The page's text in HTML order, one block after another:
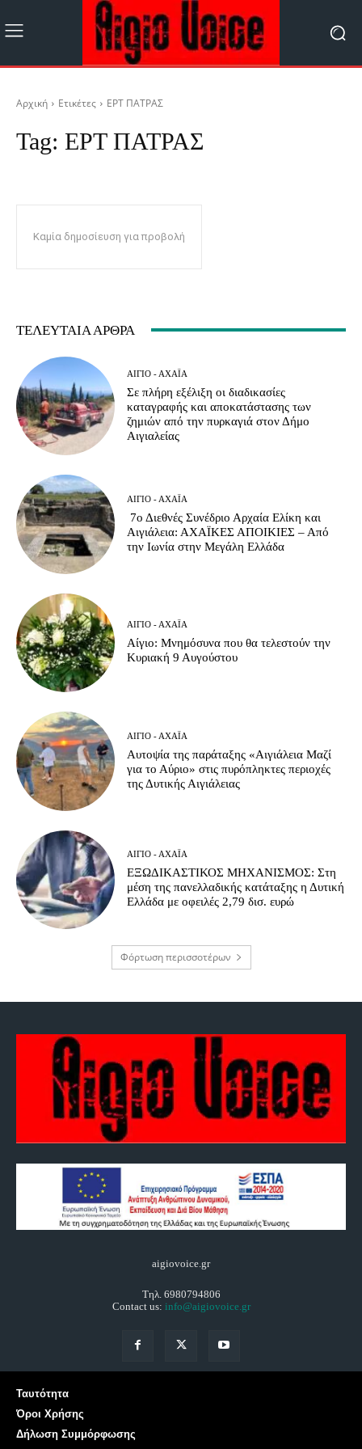
Αρχική Ετικέτες ΕΡΤ ΠΑΤΡΑΣ
Tag: ΕΡΤ ΠΑΤΡΑΣ
Καμία δημοσίευση για προβολή
ΤΕΛΕΥΤΑΊΑ ΆΡΘΡΑ
ΑΊΓΙΟ - ΑΧΑΪ́Α
Σε πλήρη εξέλιξη οι διαδικασίες
καταγραφής και αποκατάστασης των
ζημιών από την πυρκαγιά στον Δήμο
Αιγιαλείας
ΑΊΓΙΟ - ΑΧΑΪ́Α
7ο Διεθνές Συνέδριο Αρχαία Ελίκη και
Αιγιάλεια: ΑΧΑΪΚΕΣ ΑΠΟΙΚΙΕΣ – Από
την Ιωνία στην Μεγάλη Ελλάδα
ΑΊΓΙΟ - ΑΧΑΪ́Α
Αίγιο: Μνημόσυνα που θα τελεστούν την
Κυριακή 9 Αυγούστου
ΑΊΓΙΟ - ΑΧΑΪ́Α
Αυτοψία της παράταξης «Αιγιάλεια Μαζί
για το Αύριο» στις πυρόπληκτες περιοχές
της Δυτικής Αιγιάλειας
ΑΊΓΙΟ - ΑΧΑΪ́Α
ΕΞΩΔΙΚΑΣΤΙΚΟΣ ΜΗΧΑΝΙΣΜΟΣ: Στη
μέση της πανελλαδικής κατάταξης η Δυτική
Ελλάδα με οφειλές 2,79 δισ. ευρώ
Φόρτωση περισσοτέρων
aigiovoice.gr
Τηλ. 6980794806
Contact us: info@aigiovoice.gr
Ταυτότητα
Όροι Χρήσης
Δήλωση Συμμόρφωσης